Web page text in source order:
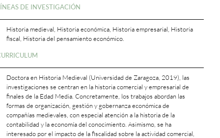
DE INVESTIGACIÓN
Historia medieval, Historia económica, Historia empresarial, Historia
fiscal, Historia del pensamiento económico.
Doctora en Historia Medieval (Universidad de Zaragoza, 2019), las
investigaciones se centran en la historia comercial y empresarial de
finales de la Edad Media. Concretamente, los trabajos abordan las
formas de organización, gestión y gobernanza económica de
compañías medievales, con especial atención a la historia de la
contabilidad y la economía del conocimiento. Asimismo, se ha
interesado por el impacto de la fiscalidad sobre la actividad comercial,